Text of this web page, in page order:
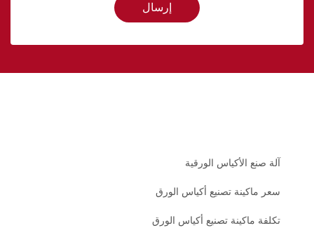
إرسال
آلة صنع الأكياس الورقية
سعر ماكينة تصنيع أكياس الورق
تكلفة ماكينة تصنيع أكياس الورق